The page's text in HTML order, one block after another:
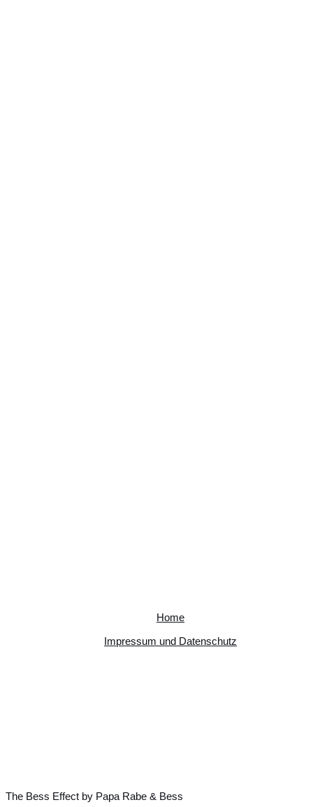
Home
Impressum und Datenschutz
The Bess Effect by Papa Rabe & Bess